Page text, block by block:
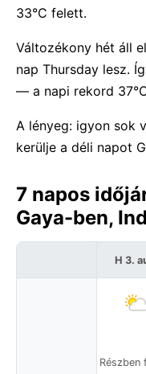
33°C felett.
Változékony hét áll
nap Thursday lesz.
— a napi rekord
A lényeg: igyon sok
kerülje a déli napot
7 napos
Gaya-ben,
H 3.
Részben